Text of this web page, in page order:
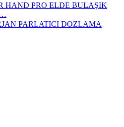
HAND PRO ELDE BULAŞIK
PARLATICI DOZLAMA